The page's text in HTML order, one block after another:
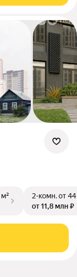
2-комн.от
от 11,8 млн ₽